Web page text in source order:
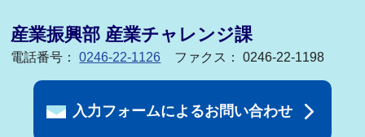
産業振興部 産業チャレンジ課
電話番号：0246-22-1126 ファクス： 0246-22-1198
入力フォームによるお問い合わせ